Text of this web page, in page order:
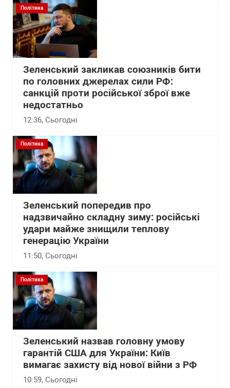
Політика
Зеленський закликав союзників бити
по головних джерелах сили РФ:
санкцій проти російської зброї вже
недостатньо
12:36, Сьогодні
Політика
Зеленський попередив про
надзвичайно складну зиму: російські
удари майже знищили теплову
генерацію України
11:50, Сьогодні
Політика
Зеленський назвав головну умову
гарантій США для України: Київ
вимагає захисту від нової війни з РФ
10:59, Сьогодні